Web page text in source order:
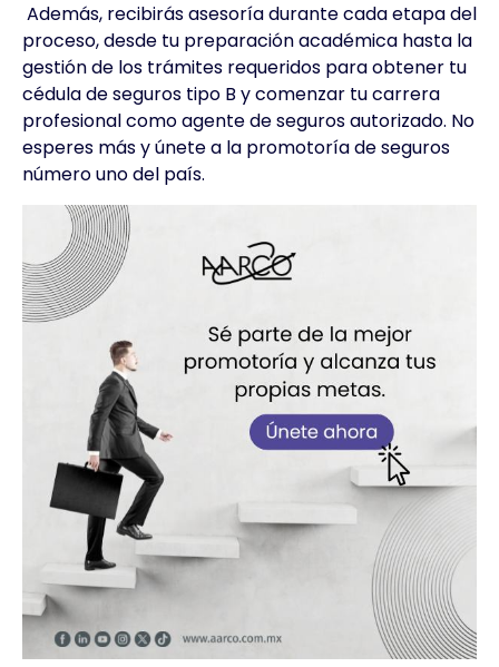
Además, recibirás asesoría durante cada etapa del
proceso, desde tu preparación académica hasta la
gestión de los trámites requeridos para obtener tu
cédula de seguros tipo B y comenzar tu carrera
profesional como agente de seguros autorizado. No
esperes más y únete a la promotoría de seguros
número uno del país.